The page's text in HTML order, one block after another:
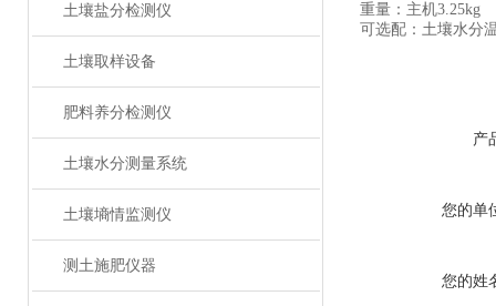
土壤盐分检测仪
土壤取样设备
肥料养分检测仪
土壤水分测量系统
土壤墒情监测仪
测土施肥仪器
重量：主机3.25kg
可选配：土壤水分
产
您的单
您的姓